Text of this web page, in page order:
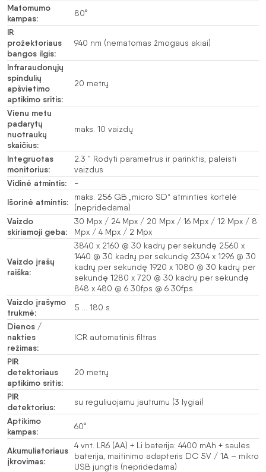
Matomumo
kampas:
80°
IR
prožektoriaus
bangos ilgis:
940 nm (nematomas žmogaus akiai)
Infraraudonųjų
spindulių
apšvietimo
aptikimo sritis:
20 metrų
Vienu metu
padarytų
nuotraukų
skaičius:
maks. 10 vaizdų
Integruotas
monitorius:
2.3 ” Rodyti parametrus ir parinktis, paleisti
vaizdus
Vidinė atmintis: -
Išorinė atmintis:
maks. 256 GB „micro SD“ atminties kortelė
(nepridedama)
Vaizdo
skiriamoji geba:
30 Mpx / 24 Mpx / 20 Mpx / 16 Mpx / 12 Mpx / 8
Mpx / 4 Mpx / 2 Mpx
Vaizdo įrašų
raiška:
3840 x 2160 @ 30 kadrų per sekundę 2560 x
1440 @ 30 kadrų per sekundę 2304 x 1296 @ 30
kadrų per sekundę 1920 x 1080 @ 30 kadrų per
sekundę 1280 x 720 @ 30 kadrų per sekundę
848 x 480 @ 6 30fps @ 6 30fps
Vaizdo įrašymo
trukmė:
5 … 180 s
Dienos /
nakties
režimas:
ICR automatinis filtras
PIR
detektoriaus
aptikimo sritis:
20 metrų
PIR
detektorius:
su reguliuojamu jautrumu (3 lygiai)
Aptikimo
kampas:
60°
Akumuliatoriaus
įkrovimas:
4 vnt. LR6 (AA) + Li baterija: 4400 mAh + saulės
baterija, maitinimo adapteris DC 5V / 1A – mikro
USB jungtis (nepridedama)